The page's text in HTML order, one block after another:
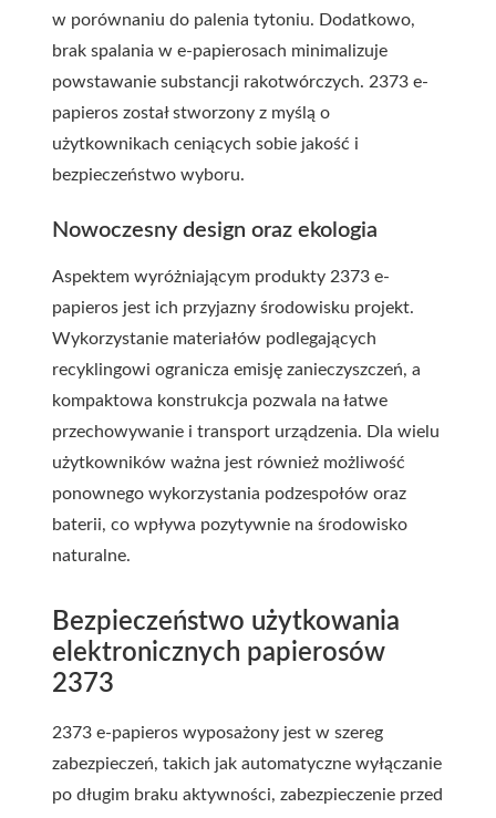
w porównaniu do palenia tytoniu. Dodatkowo,
brak spalania w e-papierosach minimalizuje
powstawanie substancji rakotwórczych. 2373 e-
papieros został stworzony z myślą o
użytkownikach ceniących sobie jakość i
bezpieczeństwo wyboru.
Nowoczesny design oraz ekologia
Aspektem wyróżniającym produkty 2373 e-
papieros jest ich przyjazny środowisku projekt.
Wykorzystanie materiałów podlegających
recyklingowi ogranicza emisję zanieczyszczeń, a
kompaktowa konstrukcja pozwala na łatwe
przechowywanie i transport urządzenia. Dla wielu
użytkowników ważna jest również możliwość
ponownego wykorzystania podzespołów oraz
baterii, co wpływa pozytywnie na środowisko
naturalne.
Bezpieczeństwo użytkowania
elektronicznych papierosów
2373
2373 e-papieros wyposażony jest w szereg
zabezpieczeń, takich jak automatyczne wyłączanie
po długim braku aktywności, zabezpieczenie przed